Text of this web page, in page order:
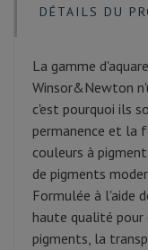
DÉTAILS DU
La gamme
Winsor&Newton
c'est pourquoi ils
permanence et la
couleurs à
de pigments
Formulée à l'aide
haute qualité pour
pigments, la